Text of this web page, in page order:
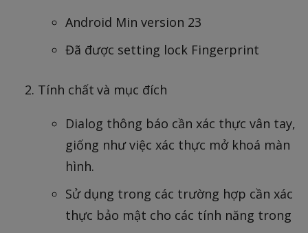
Android Min version 23
Đã được setting lock Fingerprint
Tính chất và mục đích
Dialog thông báo cần xác thực vân tay,
giống như việc xác thực mở khoá màn
hình.
Sử dụng trong các trường hợp cần xác
thực bảo mật cho các tính năng trong